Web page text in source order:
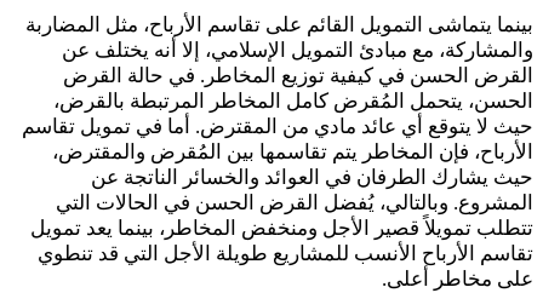
بينما يتماشى التمويل القائم على تقاسم الأرباح، مثل المضاربة
والمشاركة، مع مبادئ التمويل الإسلامي، إلا أنه يختلف عن
القرض الحسن في كيفية توزيع المخاطر. في حالة القرض
الحسن، يتحمل المُقرض كامل المخاطر المرتبطة بالقرض،
حيث لا يتوقع أي عائد مادي من المقترض. أما في تمويل تقاسم
الأرباح، فإن المخاطر يتم تقاسمها بين المُقرض والمقترض،
حيث يشارك الطرفان في العوائد والخسائر الناتجة عن
المشروع. وبالتالي، يُفضل القرض الحسن في الحالات التي
تتطلب تمويلاً قصير الأجل ومنخفض المخاطر، بينما يعد تمويل
تقاسم الأرباح الأنسب للمشاريع طويلة الأجل التي قد تنطوي
على مخاطر أعلى.